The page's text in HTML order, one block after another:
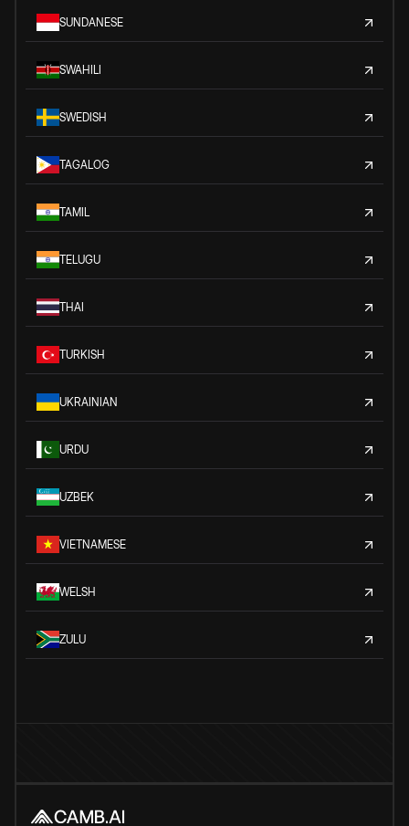
SUNDANESE
SWAHILI
SWEDISH
TAGALOG
TAMIL
TELUGU
THAI
TURKISH
UKRAINIAN
URDU
UZBEK
VIETNAMESE
WELSH
ZULU